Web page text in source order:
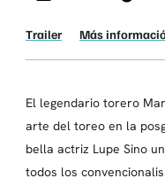
Trailer Más
El legendario torero
arte del toreo en la
bella actriz Lupe Sino
todos los